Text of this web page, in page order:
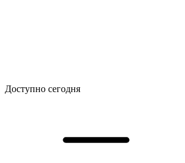
Доступно сегодня